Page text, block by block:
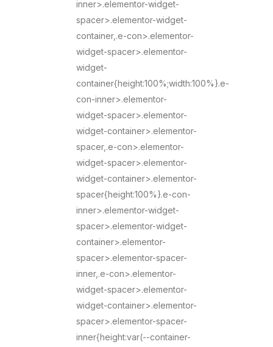
inner>.elementor-widget-
spacer>.elementor-widget-
container,.e-con>.elementor-
widget-spacer>.elementor-
widget-
container{height:100%;width:100%}.e-
con-inner>.elementor-
widget-spacer>.elementor-
widget-container>.elementor-
spacer,.e-con>.elementor-
widget-spacer>.elementor-
widget-container>.elementor-
spacer{height:100%}.e-con-
inner>.elementor-widget-
spacer>.elementor-widget-
container>.elementor-
spacer>.elementor-spacer-
inner,.e-con>.elementor-
widget-spacer>.elementor-
widget-container>.elementor-
spacer>.elementor-spacer-
inner{height:var(--container-